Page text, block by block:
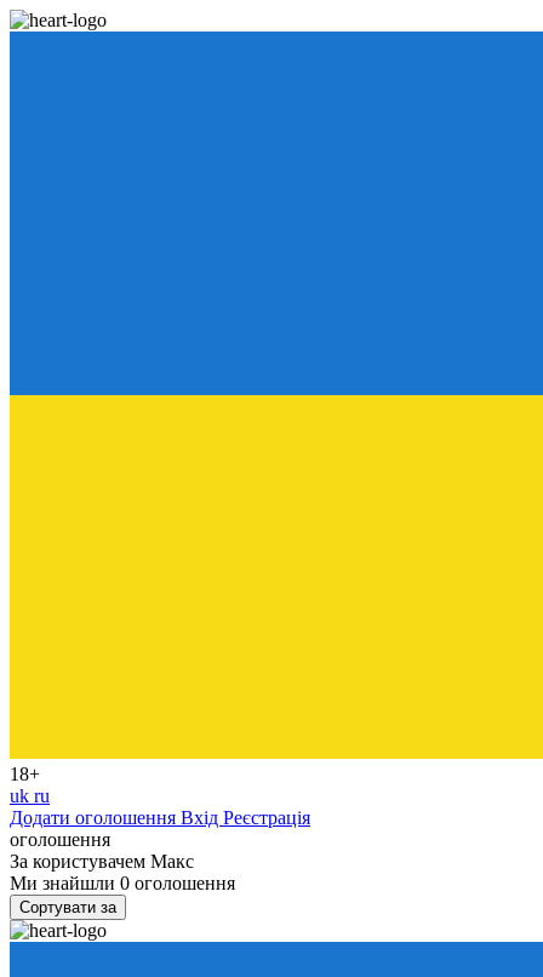
18+
uk ru
Додати оголошення Вхід Реєстрація
оголошення
За користувачем Макс
Ми знайшли 0 оголошення
Сортувати за